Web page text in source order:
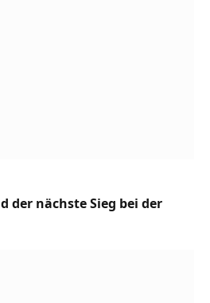
der nächste Sieg bei der